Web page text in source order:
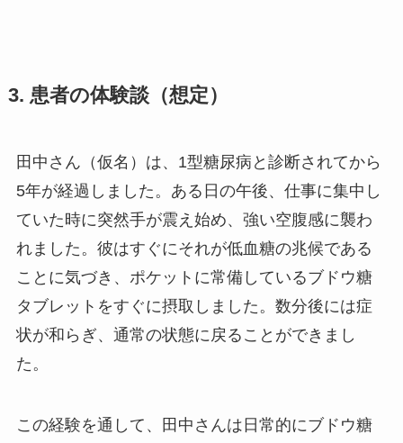
3. 患者の体験談（想定）
田中さん（仮名）は、1型糖尿病と診断されてから
5年が経過しました。ある日の午後、仕事に集中し
ていた時に突然手が震え始め、強い空腹感に襲わ
れました。彼はすぐにそれが低血糖の兆候である
ことに気づき、ポケットに常備しているブドウ糖
タブレットをすぐに摂取しました。数分後には症
状が和らぎ、通常の状態に戻ることができまし
た。
この経験を通して、田中さんは日常的にブドウ糖